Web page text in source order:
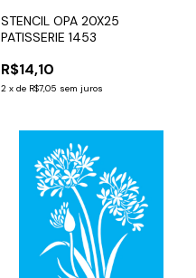
STENCIL OPA 20X25
PATISSERIE 1453
R$14,10
2 x de R$7,05 sem juros